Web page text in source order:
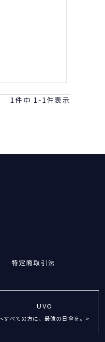
1 件中 1 - 1件表示
特定商取引法
UVO
<すべての方に、最強の日傘を。>